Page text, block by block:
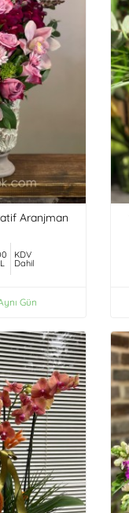
Aranjman
KDV
Dahil
Gün